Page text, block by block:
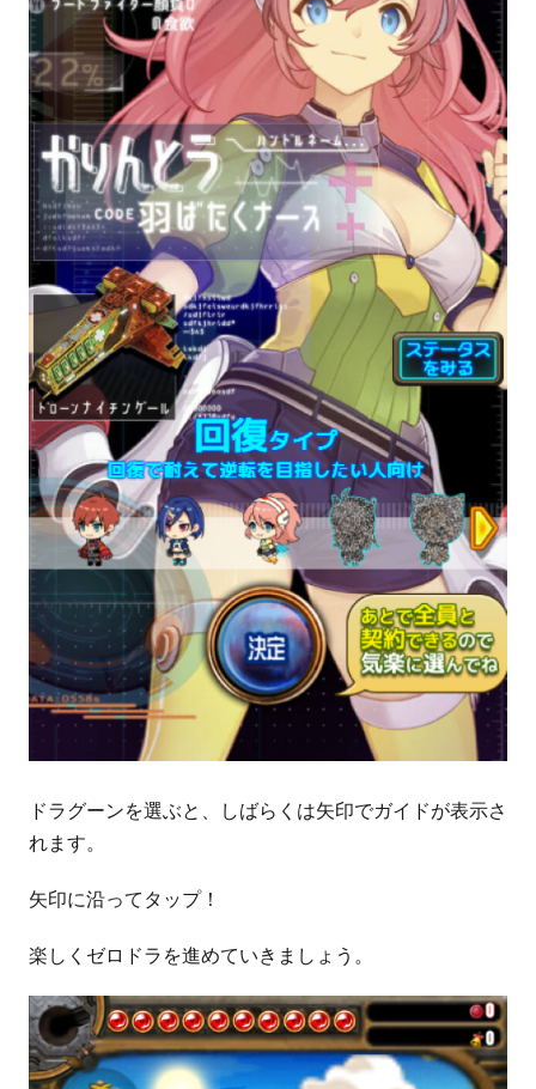
ドラグーンを選ぶと、しばらくは矢印でガイドが表示さ
れます。
矢印に沿ってタップ！
楽しくゼロドラを進めていきましょう。